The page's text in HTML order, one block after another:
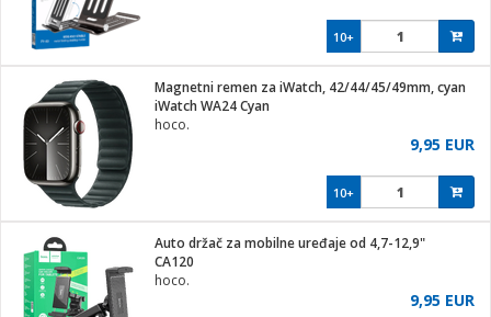
10+
Magnetni remen za iWatch, 42/44/45/49mm, cyan
iWatch WA24 Cyan
hoco.
9,95 EUR
10+
Auto držač za mobilne uređaje od 4,7-12,9"
CA120
hoco.
9,95 EUR